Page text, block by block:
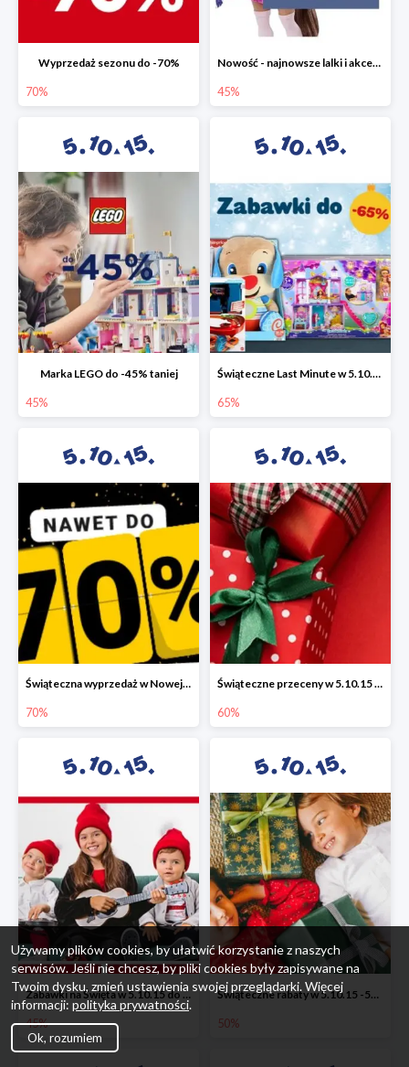
Wyprzedaż sezonu do -70%
70%
Nowość - najnowsze lalki i akcesoria L.O.L. w 5.10.15 do -45%
45%
Marka LEGO do -45% taniej
45%
Świąteczne Last Minute w 5.10.15 - zabawki do -65%
65%
Świąteczna wyprzedaż w Nowej Erze - National Geographic Learning -70%
70%
Świąteczne przeceny w 5.10.15 - wszystkie ubrania -60%
60%
Zabawki na Święta w 5.10.15 do -45%
45%
Świąteczne rabaty w 5.10.15 -50%
50%
Używamy plików cookies, by ułatwić korzystanie z naszych
serwisów. Jeśli nie chcesz, by pliki cookies były zapisywane na
Twoim dysku, zmień ustawienia swojej przeglądarki. Więcej
informacji: polityka prywatności.
Ok, rozumiem